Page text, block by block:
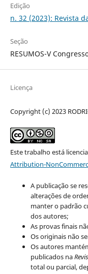
Edição
n. 32 (2023): Revista
Seção
RESUMOS-V
Licença
Copyright (c) 2023
Este trabalho está
Attribution-
A publicação se
alterações de
manter o padrão
dos autores;
As provas finais
Os originais não
Os autores
publicados na
total ou parcial,